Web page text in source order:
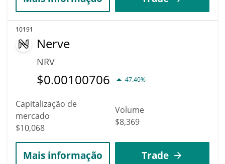
10191
Nerve
NRV
$0.00100706 47.40%
Capitalização de
mercado
$10,068
Volume
$8,369
Mais informação Trade